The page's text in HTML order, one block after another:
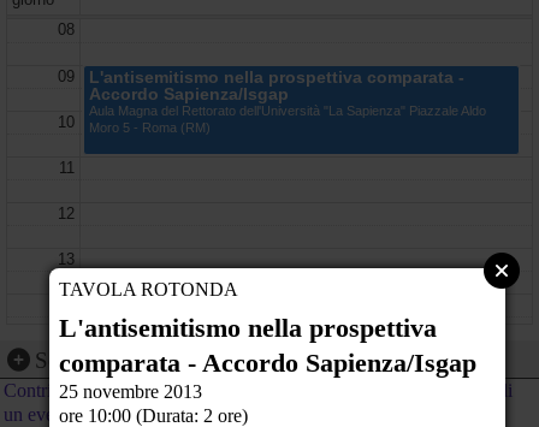
08
09
10
11
12
13
16
L'antisemitismo nella prospettiva comparata -
Accordo Sapienza/Isgap
Aula Magna del Rettorato dell'Università "La Sapienza" Piazzale Aldo
Moro 5 - Roma (RM)
Segnalazione evento
Contribuisci al calendario di PeaceLink inviando la segnalazione di
un evento
TAVOLA ROTONDA
L'antisemitismo nella prospettiva
comparata - Accordo Sapienza/Isgap
25 novembre 2013
ore 10:00 (Durata: 2 ore)